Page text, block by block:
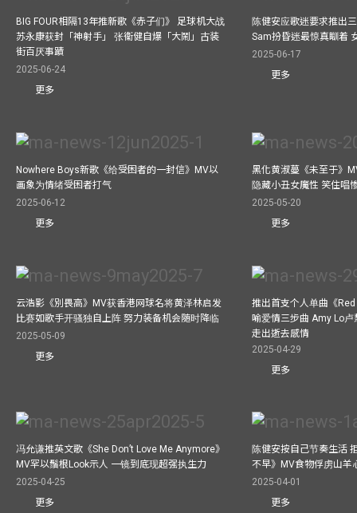
BIG FOUR相隔13年推新歌《赤子们》 足球机大战
苏永康获封「神射手」 张衞健自爆「大鬧」古装
街百厌事蹟
2025-06-24
更多
陈健安应歌迷要求推出
Sam扮昏迷最惊真瞓着
2025-06-17
更多
Nowhere Boys新歌《给受困者的一封信》MV以
画象为情绪受困者打气
2025-06-12
更多
黑化黄淑蔓《未至于》
隐藏小丑女魔性 笑住唱
2025-05-20
更多
云浩影《別畏高》MV获香港网球名将黄泽林启发
比赛如歌手开骚独自上阵 努力装备机会随时降临
2025-05-09
更多
推出首支个人单曲《
喻爱情三步曲 Amy Lo
走出逝去感情
2025-04-29
更多
冯允谦推英文歌《She Don’t Love Me Anymore》
MV罕以鬚根Look示人 一镜到底现超强执生力
2025-04-25
更多
陈健安按自己节奏生活
不早》MV食物俘虏山羊
2025-04-01
更多